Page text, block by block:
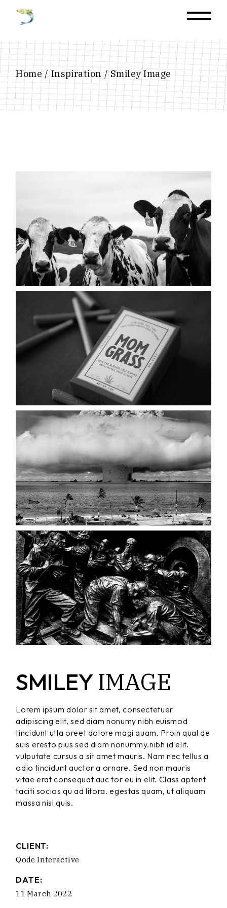
Home Inspiration Smiley Image
SMILEYIMAGE
Lorem ipsum dolor sit amet, consectetuer
adipiscing elit, sed diam nonumy nibh euismod
tincidunt utla oreet dolore magi quam. Proin qual de
suis eresto pius sed diam nonummy.nibh id elit.
vulputate cursus a sit amet mauris. Nam nec tellus a
odio tincidunt auctor a ornare. Sed non mauris
vitae erat consequat auc tor eu in elit. Class aptent
taciti socios qu ad litora. egestas quam, ut aliquam
massa nisl quis.
CLIENT:
Qode Interactive
DATE:
11 March 2022